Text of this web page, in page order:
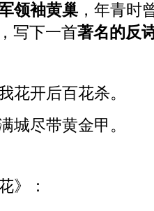
领袖黄巢 ，年青时
写下一首著名的反
开后百花杀。
尽带黄金甲。
》：